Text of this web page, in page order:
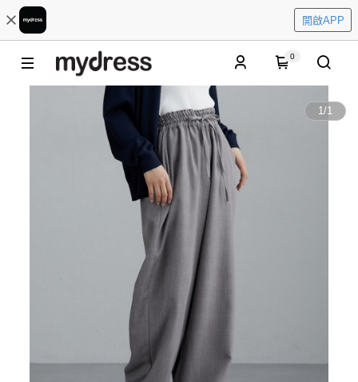
開啟APP
0
1/1